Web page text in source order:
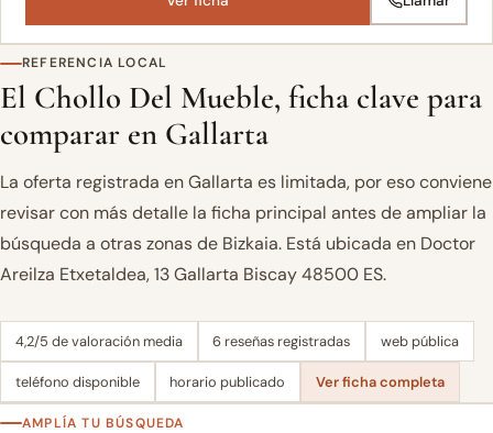
REFERENCIA LOCAL
El Chollo Del Mueble, ficha clave para
comparar en Gallarta
La oferta registrada en Gallarta es limitada, por eso conviene
revisar con más detalle la ficha principal antes de ampliar la
búsqueda a otras zonas de Bizkaia. Está ubicada en Doctor
Areilza Etxetaldea, 13 Gallarta Biscay 48500 ES.
4,2/5 de valoración media 6 reseñas registradas web pública
teléfono disponible horario publicado Ver ficha completa
AMPLÍA TU BÚSQUEDA